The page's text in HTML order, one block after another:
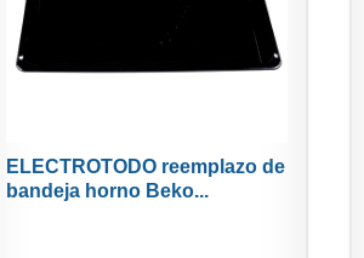
ELECTROTODO reemplazo de
bandeja horno Beko...